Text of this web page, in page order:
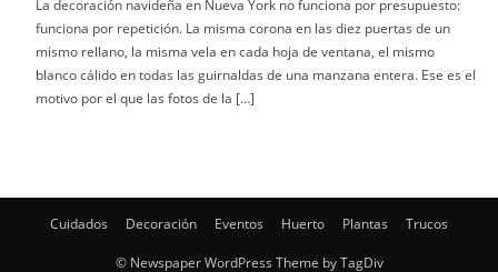
La decoración navideña en Nueva York no funciona por presupuesto:
funciona por repetición. La misma corona en las diez puertas de un
mismo rellano, la misma vela en cada hoja de ventana, el mismo
blanco cálido en todas las guirnaldas de una manzana entera. Ese es el
motivo por el que las fotos de la […]
Cuidados Decoración Eventos Huerto Plantas Trucos
© Newspaper WordPress Theme by TagDiv